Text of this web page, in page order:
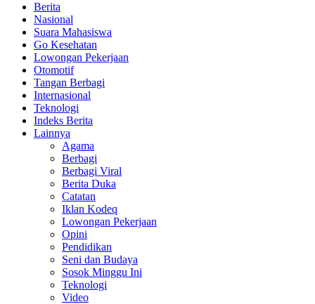
Berita
Nasional
Suara Mahasiswa
Go Kesehatan
Lowongan Pekerjaan
Otomotif
Tangan Berbagi
Internasional
Teknologi
Indeks Berita
Lainnya
Agama
Berbagi
Berbagi Viral
Berita Duka
Catatan
Iklan Kodeq
Lowongan Pekerjaan
Opini
Pendidikan
Seni dan Budaya
Sosok Minggu Ini
Teknologi
Video